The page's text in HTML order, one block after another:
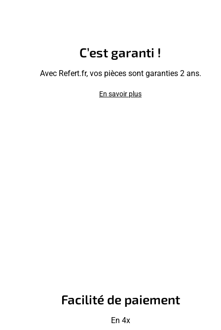
C’est garanti !
Avec Refert.fr, vos pièces sont garanties 2 ans.
En savoir plus
Facilité de paiement
En 4x